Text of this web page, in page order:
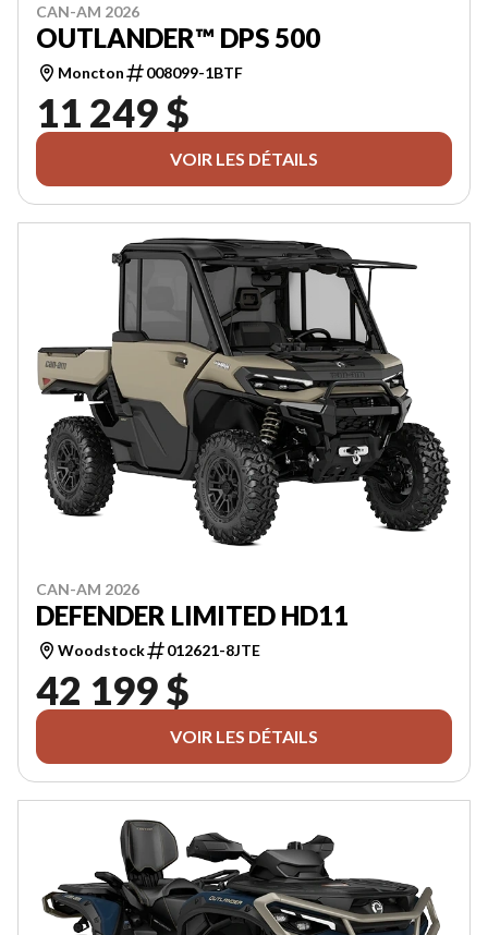
CAN-AM 2026
OUTLANDER™ DPS 500
Moncton 008099-1BTF
11 249 $
VOIR LES DÉTAILS
CAN-AM 2026
DEFENDER LIMITED HD11
Woodstock 012621-8JTE
42 199 $
VOIR LES DÉTAILS